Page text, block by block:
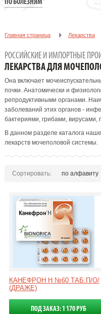
ПО БОЛЕЗНЯМ
Главная страница Лекарства
РОССИЙСКИЕ И ИМПОРТНЫЕ
ЛЕКАРСТВА ДЛЯ
Она включает
почки. Анатомически и
репродуктивными органами.
заболеваний этих органов -
бактериями, грибами, вирусами,
В данном разделе каталога
лекарств мочеполовой системы.
Сортировать: по алфавиту
КАНЕФРОН Н №60 ТАБ.П/О/
(ДРАЖЕ)
ПОД ЗАКАЗ: 1 170 РУБ